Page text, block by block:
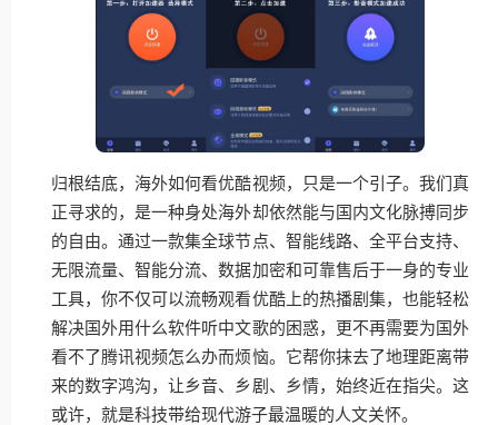
归根结底，海外如何看优酷视频，只是一个引子。我们真
正寻求的，是一种身处海外却依然能与国内文化脉搏同步
的自由。通过一款集全球节点、智能线路、全平台支持、
无限流量、智能分流、数据加密和可靠售后于一身的专业
工具，你不仅可以流畅观看优酷上的热播剧集，也能轻松
解决国外用什么软件听中文歌的困惑，更不再需要为国外
看不了腾讯视频怎么办而烦恼。它帮你抹去了地理距离带
来的数字鸿沟，让乡音、乡剧、乡情，始终近在指尖。这
或许，就是科技带给现代游子最温暖的人文关怀。